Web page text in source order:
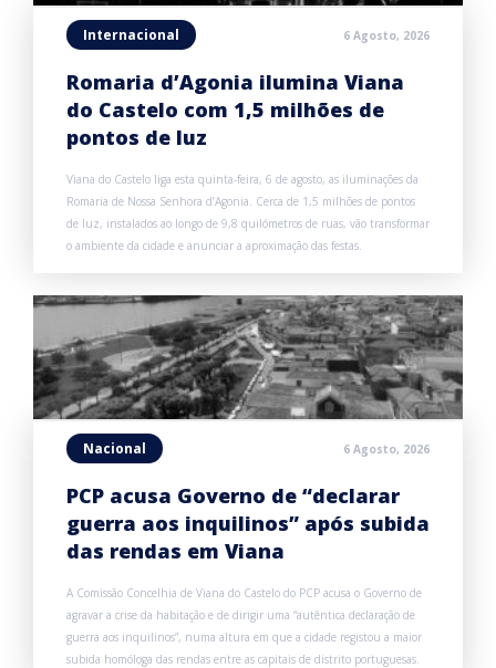
Internacional 6 Agosto, 2026
Romaria d’Agonia ilumina Viana
do Castelo com 1,5 milhões de
pontos de luz
Viana do Castelo liga esta quinta-feira, 6 de agosto, as iluminações da
Romaria de Nossa Senhora d’Agonia. Cerca de 1,5 milhões de pontos
de luz, instalados ao longo de 9,8 quilómetros de ruas, vão transformar
o ambiente da cidade e anunciar a aproximação das festas.
Nacional 6 Agosto, 2026
PCP acusa Governo de “declarar
guerra aos inquilinos” após subida
das rendas em Viana
A Comissão Concelhia de Viana do Castelo do PCP acusa o Governo de
agravar a crise da habitação e de dirigir uma “autêntica declaração de
guerra aos inquilinos”, numa altura em que a cidade registou a maior
subida homóloga das rendas entre as capitais de distrito portuguesas.